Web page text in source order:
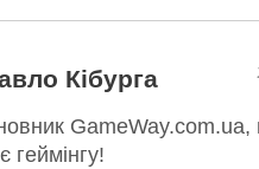
Кібурга
геймінгу!